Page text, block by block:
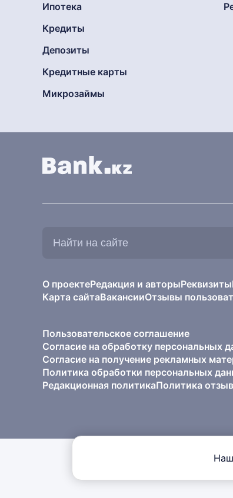
Ипотека
Кредиты
Депозиты
Кредитные карты
Микрозаймы
О проектеРедакция и авторыРеквизиты
Карта сайтаВакансииОтзывы
Пользовательское соглашение
Согласие на обработку персональных
Согласие на получение рекламных
Политика обработки персональных
Редакционная политикаПолитика